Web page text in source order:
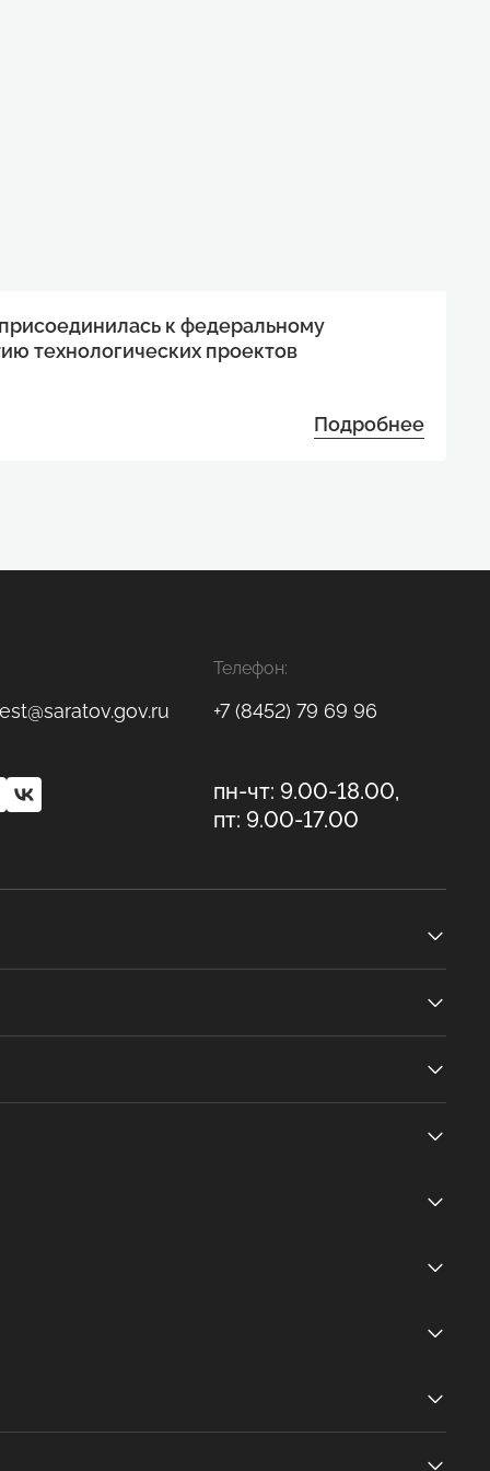
к федеральному
технологических проектов
Подробнее
Телефон:
+7 (8452) 79 69 96
пн-чт: 9.00-18.00,
пт: 9.00-17.00